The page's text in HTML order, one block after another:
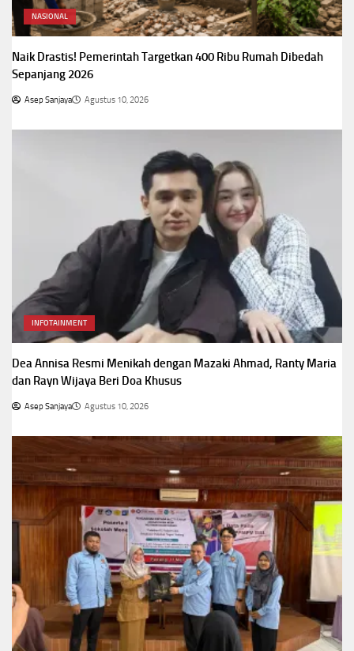
NASIONAL
Naik Drastis! Pemerintah Targetkan 400 Ribu Rumah Dibedah
Sepanjang 2026
Asep Sanjaya Agustus 10, 2026
INFOTAINMENT
Dea Annisa Resmi Menikah dengan Mazaki Ahmad, Ranty Maria
dan Rayn Wijaya Beri Doa Khusus
Asep Sanjaya Agustus 10, 2026